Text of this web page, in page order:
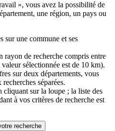
», vous avez la possibilité de
une région, un pays ou
sur une commune et ses
rayon de recherche compris entre
sélectionnée est de 10 km).
sur deux départements, vous
séparées.
cliquant sur la loupe ; la liste des
à vos critères de recherche est
recherche